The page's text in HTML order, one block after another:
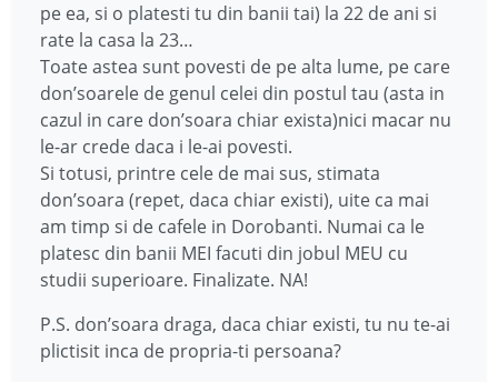
pe ea, si o platesti tu din banii tai) la 22 de ani si
rate la casa la 23…
Toate astea sunt povesti de pe alta lume, pe care
don’soarele de genul celei din postul tau (asta in
cazul in care don’soara chiar exista)nici macar nu
le-ar crede daca i le-ai povesti.
Si totusi, printre cele de mai sus, stimata
don’soara (repet, daca chiar existi), uite ca mai
am timp si de cafele in Dorobanti. Numai ca le
platesc din banii MEI facuti din jobul MEU cu
studii superioare. Finalizate. NA!
P.S. don’soara draga, daca chiar existi, tu nu te-ai
plictisit inca de propria-ti persoana?